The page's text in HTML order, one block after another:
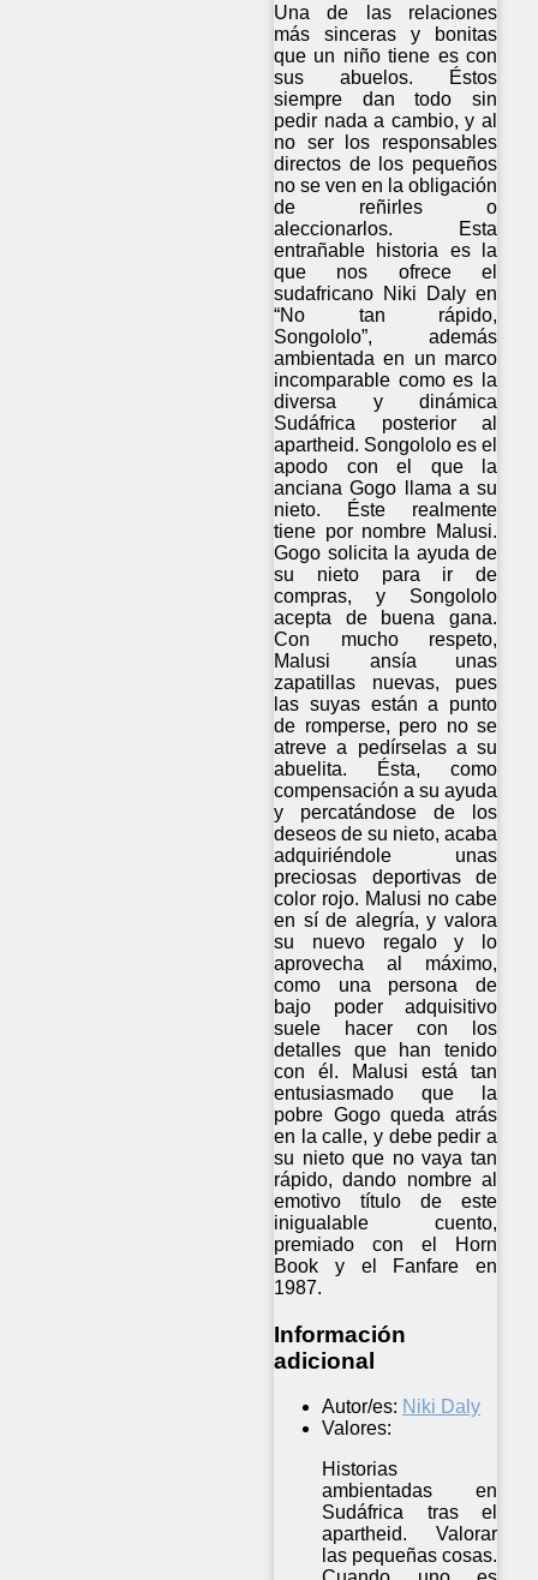
Una de las relaciones
más sinceras y bonitas
que un niño tiene es con
sus abuelos. Éstos
siempre dan todo sin
pedir nada a cambio, y al
no ser los responsables
directos de los pequeños
no se ven en la obligación
de reñirles o
aleccionarlos. Esta
entrañable historia es la
que nos ofrece el
sudafricano Niki Daly en
“No tan rápido,
Songololo”, además
ambientada en un marco
incomparable como es la
diversa y dinámica
Sudáfrica posterior al
apartheid. Songololo es el
apodo con el que la
anciana Gogo llama a su
nieto. Éste realmente
tiene por nombre Malusi.
Gogo solicita la ayuda de
su nieto para ir de
compras, y Songololo
acepta de buena gana.
Con mucho respeto,
Malusi ansía unas
zapatillas nuevas, pues
las suyas están a punto
de romperse, pero no se
atreve a pedírselas a su
abuelita. Ésta, como
compensación a su ayuda
y percatándose de los
deseos de su nieto, acaba
adquiriéndole unas
preciosas deportivas de
color rojo. Malusi no cabe
en sí de alegría, y valora
su nuevo regalo y lo
aprovecha al máximo,
como una persona de
bajo poder adquisitivo
suele hacer con los
detalles que han tenido
con él. Malusi está tan
entusiasmado que la
pobre Gogo queda atrás
en la calle, y debe pedir a
su nieto que no vaya tan
rápido, dando nombre al
emotivo título de este
inigualable cuento,
premiado con el Horn
Book y el Fanfare en
1987.
Información
adicional
Autor/es: Niki Daly
Valores:
Historias
ambientadas en
Sudáfrica tras el
apartheid. Valorar
las pequeñas cosas.